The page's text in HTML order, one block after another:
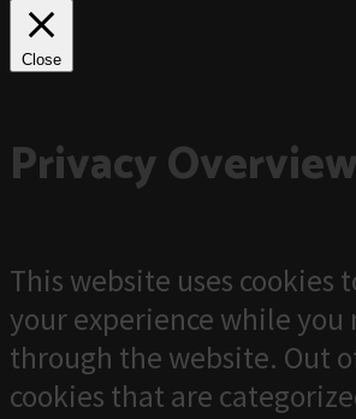
Close
Privacy Overview
This website uses cookies
your experience while you
through the website. Out
cookies that are